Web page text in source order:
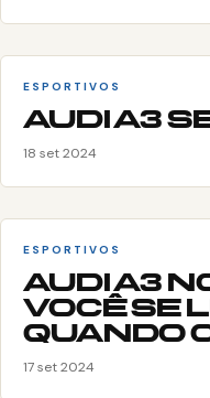
ESPORTIVOS
AUDI A3
18 set 2024
ESPORTIVOS
AUDI A3
VOCÊ SE
QUANDO
17 set 2024